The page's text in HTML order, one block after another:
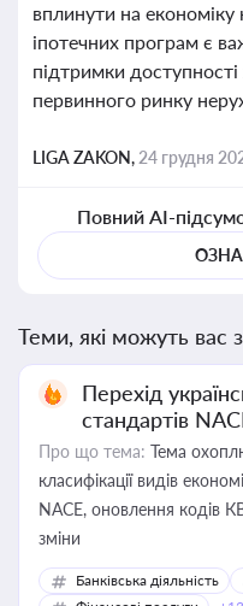
вплинути на економіку
іпотечних програм є
підтримки
первинного ринку
LIGA ZAKON, 24 грудня
Повний AI-
Теми, які можуть вас
Перехід
стандартів
Про що тема: Тема
класифікації видів
NACE, оновлення кодів
зміни
Банківська діяльність